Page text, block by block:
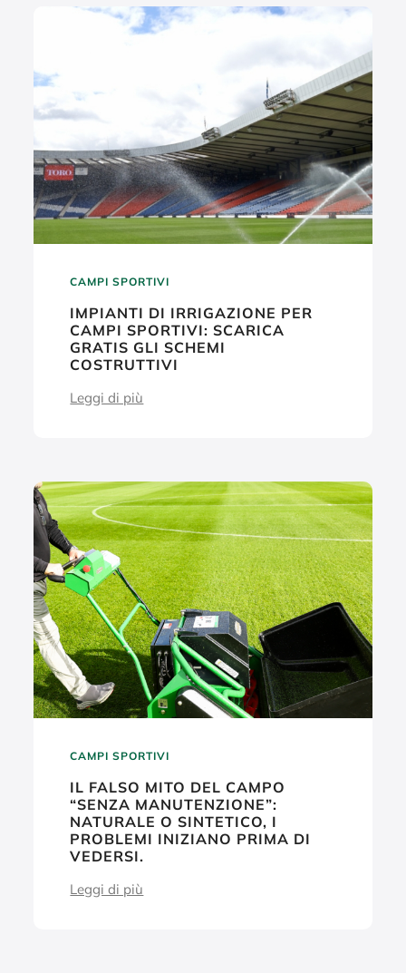
CAMPI SPORTIVI
IMPIANTI DI IRRIGAZIONE PER
CAMPI SPORTIVI: SCARICA
GRATIS GLI SCHEMI
COSTRUTTIVI
Leggi di più
CAMPI SPORTIVI
IL FALSO MITO DEL CAMPO
“SENZA MANUTENZIONE”:
NATURALE O SINTETICO, I
PROBLEMI INIZIANO PRIMA DI
VEDERSI.
Leggi di più